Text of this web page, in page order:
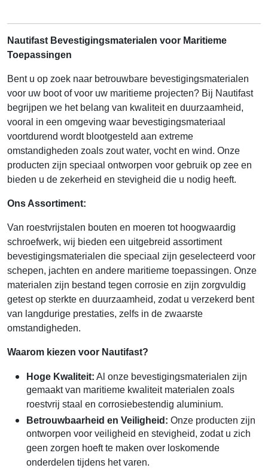
Nautifast Bevestigingsmaterialen voor Maritieme
Toepassingen
Bent u op zoek naar betrouwbare bevestigingsmaterialen
voor uw boot of voor uw maritieme projecten? Bij Nautifast
begrijpen we het belang van kwaliteit en duurzaamheid,
vooral in een omgeving waar bevestigingsmateriaal
voortdurend wordt blootgesteld aan extreme
omstandigheden zoals zout water, vocht en wind. Onze
producten zijn speciaal ontworpen voor gebruik op zee en
bieden u de zekerheid en stevigheid die u nodig heeft.
Ons Assortiment:
Van roestvrijstalen bouten en moeren tot hoogwaardig
schroefwerk, wij bieden een uitgebreid assortiment
bevestigingsmaterialen die speciaal zijn geselecteerd voor
schepen, jachten en andere maritieme toepassingen. Onze
materialen zijn bestand tegen corrosie en zijn zorgvuldig
getest op sterkte en duurzaamheid, zodat u verzekerd bent
van langdurige prestaties, zelfs in de zwaarste
omstandigheden.
Waarom kiezen voor Nautifast?
Hoge Kwaliteit: Al onze bevestigingsmaterialen zijn
gemaakt van maritieme kwaliteit materialen zoals
roestvrij staal en corrosiebestendig aluminium.
Betrouwbaarheid en Veiligheid: Onze producten zijn
ontworpen voor veiligheid en stevigheid, zodat u zich
geen zorgen hoeft te maken over loskomende
onderdelen tijdens het varen.